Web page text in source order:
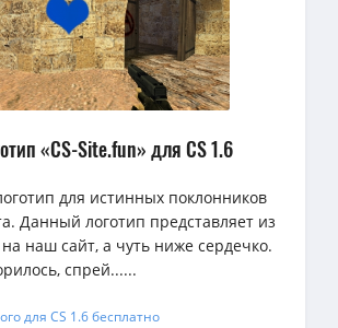
«CS-Site.fun» для CS 1.6
для истинных поклонников
Данный логотип представляет из
на наш сайт, а чуть ниже сердечко.
спрей......
для CS 1.6 бесплатно